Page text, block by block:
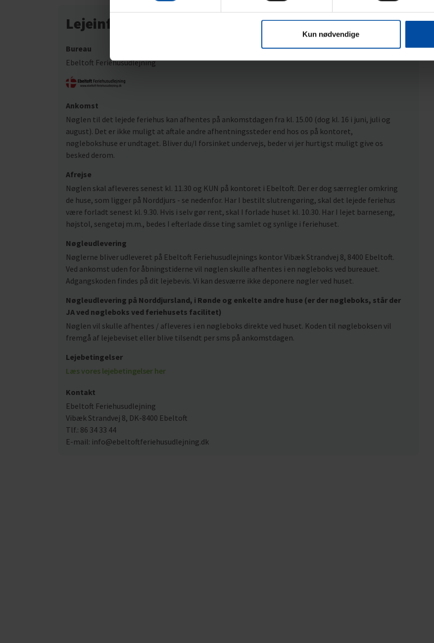
Kun nødvendige
Lejeinformation
Bureau
Ebeltoft Feriehusudlejning
Ankomst
Nøglen til det lejede feriehus kan afhentes på ankomstdagen fra kl. 15.00 (dog kl. 16 i juni, juli og
august). Det er ikke muligt at aftale andre afhentningssteder end hos os på kontoret,
nøglebokshuse er undtaget. Bliver du/I forsinket undervejs, beder vi jer hurtigst muligt give os
besked derom.
Afrejse
Nøglen skal afleveres senest kl. 11.30 og KUN på kontoret i Ebeltoft. Der er dog særregler omkring
de huse, som ligger på Norddjurs - se nedenfor. Har I bestilt slutrengøring, skal det lejede feriehus
være forladt senest kl. 9.30. Hvis i selv gør rent, skal I forlade huset kl. 10.30. Har I lejet barneseng,
højstol, sengetøj m.m., bedes I efterlade disse ting samlet og synlige i feriehuset.
Nøgleudlevering
Nøglerne bliver udleveret på Ebeltoft Feriehusudlejnings kontor Vibæk Strandvej 8, 8400 Ebeltoft.
Ved ankomst uden for åbningstiderne vil nøglen skulle afhentes i en nøgleboks ved bureauet.
Adgangskoden findes på dit lejebevis. Vi kan desværre ikke deponere nøgler ved huset.
Nøgleudlevering på Norddjursland, i Rønde og enkelte andre huse (er der nøgleboks, står der
JA ved nøgleboks ved feriehusets facilitet)
Nøglen vil skulle afhentes / afleveres i en nøgleboks direkte ved huset. Koden til nøgleboksen vil
fremgå af lejebeviset eller blive tilsendt per sms på ankomstdagen.
Lejebetingelser
Læs vores lejebetingelser her
Kontakt
Ebeltoft Feriehusudlejning
Vibæk Strandvej 8, DK-8400 Ebeltoft
Tlf.: 86 34 33 44
E-mail: info@ebeltoftferiehusudlejning.dk